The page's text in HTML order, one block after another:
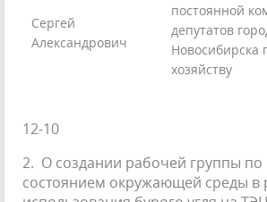
Сергей
Александрович
постоянной
депутатов
Новосибирска
хозяйству
12-10
2. О создании рабочей группы по
состоянием окружающей среды в